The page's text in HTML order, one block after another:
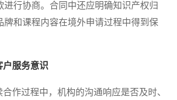
进行协商。合同中还应明确知识产权归
牌和课程内容在境外申请过程中得到保
户服务意识
过程中，机构的沟通响应是否及时、